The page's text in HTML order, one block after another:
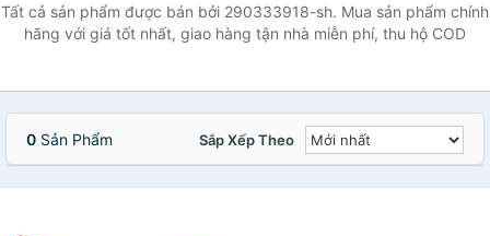
Tất cả sản phẩm được bán bởi 290333918-sh. Mua sản phẩm chính
hãng với giá tốt nhất, giao hàng tận nhà miễn phí, thu hộ COD
0 Sản Phẩm Sắp Xếp Theo